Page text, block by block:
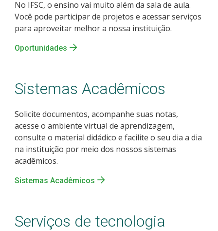
No IFSC, o ensino vai muito além da sala de aula.
Você pode participar de projetos e acessar serviços
para aproveitar melhor a nossa instituição.
Oportunidades
Sistemas Acadêmicos
Solicite documentos, acompanhe suas notas,
acesse o ambiente virtual de aprendizagem,
consulte o material didádico e facilite o seu dia a dia
na instituição por meio dos nossos sistemas
acadêmicos.
Sistemas Acadêmicos
Serviços de tecnologia